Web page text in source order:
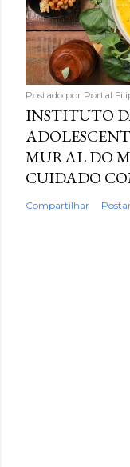
Postado por Portal
INSTITUTO
MURAL DO
CUIDADO
Compartilhar